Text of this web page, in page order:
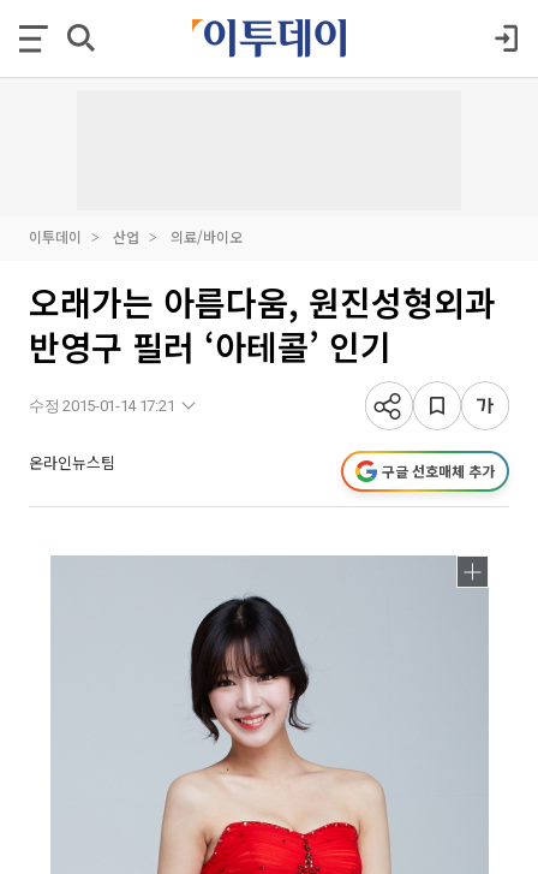
이투데이 산업 의료/바이오
오래가는 아름다움, 원진성형외과
반영구 필러 ‘아테콜’ 인기
수정 2015-01-14 17:21
온라인뉴스팀 구글 선호매체 추가